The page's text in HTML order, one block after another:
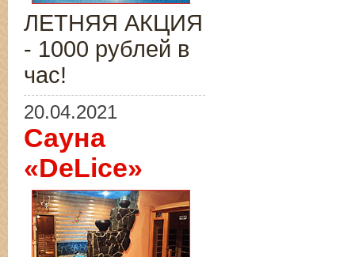
ЛЕТНЯЯ АКЦИЯ
- 1000 рублей в
час!
20.04.2021
Сауна
«DeLice»